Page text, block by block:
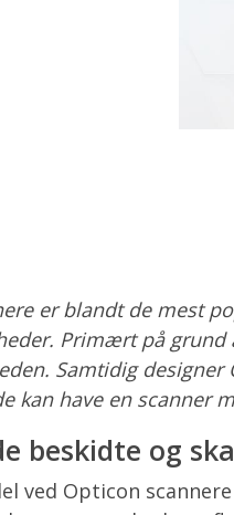
er blandt de mest
Primært på grund
Samtidig
kan have en scanner
beskidte og
ved Opticon